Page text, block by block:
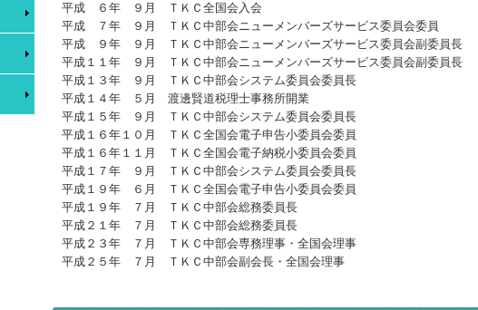
平成 ６年 ９月 ＴＫＣ全国会入会
平成 ７年 ９月 ＴＫＣ中部会ニューメンバーズサービス委員会委員
平成 ９年 ９月 ＴＫＣ中部会ニューメンバーズサービス委員会副委員長
平成１１年 ９月 ＴＫＣ中部会ニューメンバーズサービス委員会副委員長
平成１３年 ９月 ＴＫＣ中部会システム委員会委員長
平成１４年 ５月 渡邊賢道税理士事務所開業
平成１５年 ９月 ＴＫＣ中部会システム委員会委員長
平成１６年１０月 ＴＫＣ全国会電子申告小委員会委員
平成１６年１１月 ＴＫＣ全国会電子納税小委員会委員
平成１７年 ９月 ＴＫＣ中部会システム委員会委員長
平成１９年 ６月 ＴＫＣ全国会電子申告小委員会委員
平成１９年 ７月 ＴＫＣ中部会総務委員長
平成２１年 ７月 ＴＫＣ中部会総務委員長
平成２３年 ７月 ＴＫＣ中部会専務理事・全国会理事
平成２５年 ７月 ＴＫＣ中部会副会長・全国会理事